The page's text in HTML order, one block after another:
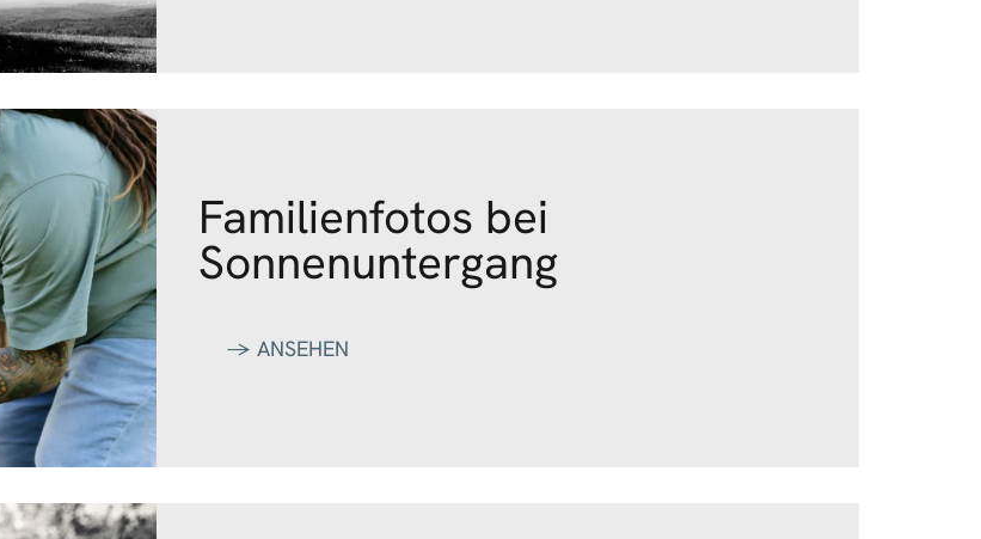
Familienfotos bei
Sonnenuntergang
‭→ ANSEHEN